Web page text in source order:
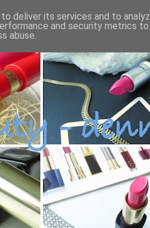
deliver its services and to
and security metrics
abuse.